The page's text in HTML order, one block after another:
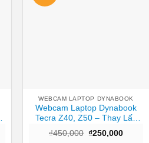
WEBCAM LAPTOP DYNABOOK
Webcam Laptop Dynabook
Tecra Z40, Z50 – Thay Lấy
₫450,000 Giá
₫250,000Giá